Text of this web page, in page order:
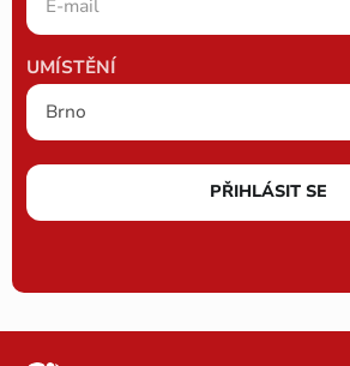
UMÍSTĚNÍ
PŘIHLÁSIT SE